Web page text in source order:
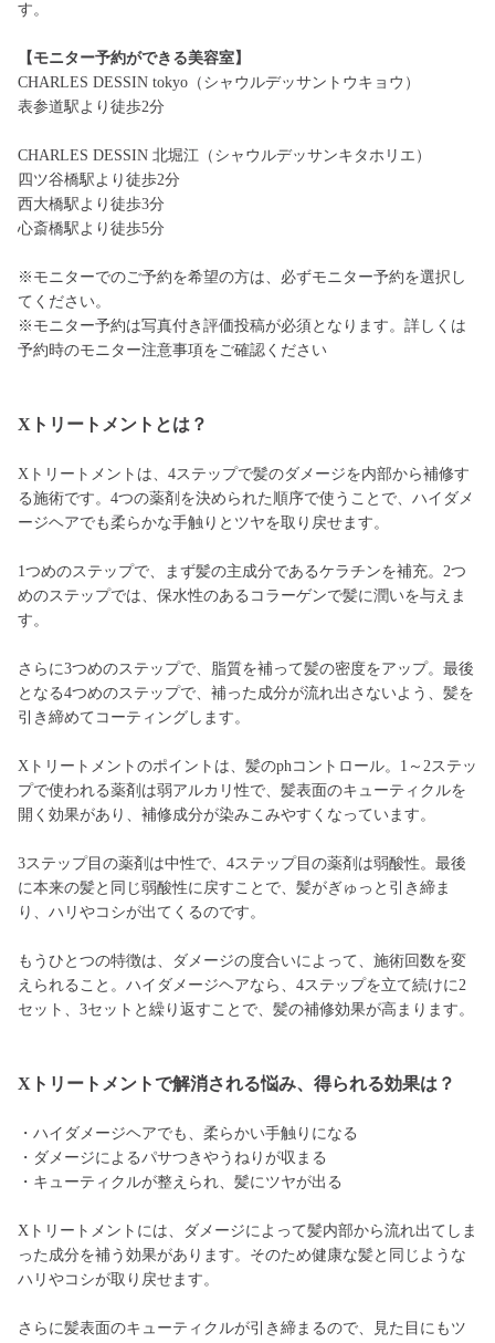
す。
【モニター予約ができる美容室】
CHARLES DESSIN tokyo（シャウルデッサントウキョウ）
表参道駅より徒歩2分
CHARLES DESSIN 北堀江（シャウルデッサンキタホリエ）
四ツ谷橋駅より徒歩2分
西大橋駅より徒歩3分
心斎橋駅より徒歩5分
※モニターでのご予約を希望の方は、必ずモニター予約を選択し
てください。
※モニター予約は写真付き評価投稿が必須となります。詳しくは
予約時のモニター注意事項をご確認ください
Xトリートメントとは？
Xトリートメントは、4ステップで髪のダメージを内部から補修す
る施術です。4つの薬剤を決められた順序で使うことで、ハイダメ
ージヘアでも柔らかな手触りとツヤを取り戻せます。
1つめのステップで、まず髪の主成分であるケラチンを補充。2つ
めのステップでは、保水性のあるコラーゲンで髪に潤いを与えま
す。
さらに3つめのステップで、脂質を補って髪の密度をアップ。最後
となる4つめのステップで、補った成分が流れ出さないよう、髪を
引き締めてコーティングします。
Xトリートメントのポイントは、髪のphコントロール。1～2ステッ
プで使われる薬剤は弱アルカリ性で、髪表面のキューティクルを
開く効果があり、補修成分が染みこみやすくなっています。
3ステップ目の薬剤は中性で、4ステップ目の薬剤は弱酸性。最後
に本来の髪と同じ弱酸性に戻すことで、髪がぎゅっと引き締ま
り、ハリやコシが出てくるのです。
もうひとつの特徴は、ダメージの度合いによって、施術回数を変
えられること。ハイダメージヘアなら、4ステップを立て続けに2
セット、3セットと繰り返すことで、髪の補修効果が高まります。
Xトリートメントで解消される悩み、得られる効果は？
・ハイダメージヘアでも、柔らかい手触りになる
・ダメージによるパサつきやうねりが収まる
・キューティクルが整えられ、髪にツヤが出る
Xトリートメントには、ダメージによって髪内部から流れ出てしま
った成分を補う効果があります。そのため健康な髪と同じような
ハリやコシが取り戻せます。
さらに髪表面のキューティクルが引き締まるので、見た目にもツ